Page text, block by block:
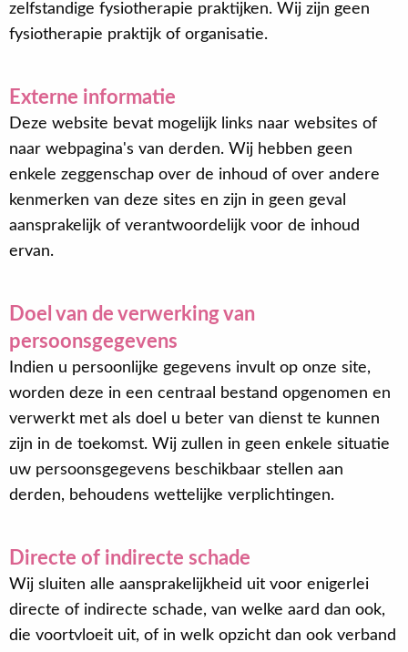
zelfstandige fysiotherapie praktijken. Wij zijn geen
fysiotherapie praktijk of organisatie.
Externe informatie
Deze website bevat mogelijk links naar websites of
naar webpagina's van derden. Wij hebben geen
enkele zeggenschap over de inhoud of over andere
kenmerken van deze sites en zijn in geen geval
aansprakelijk of verantwoordelijk voor de inhoud
ervan.
Doel van de verwerking van
persoonsgegevens
Indien u persoonlijke gegevens invult op onze site,
worden deze in een centraal bestand opgenomen en
verwerkt met als doel u beter van dienst te kunnen
zijn in de toekomst. Wij zullen in geen enkele situatie
uw persoonsgegevens beschikbaar stellen aan
derden, behoudens wettelijke verplichtingen.
Directe of indirecte schade
Wij sluiten alle aansprakelijkheid uit voor enigerlei
directe of indirecte schade, van welke aard dan ook,
die voortvloeit uit, of in welk opzicht dan ook verband